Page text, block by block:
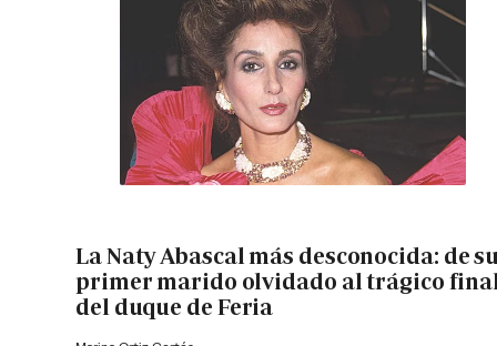
La Naty Abascal más desconocida: de
primer marido olvidado al trágico
del duque de Feria